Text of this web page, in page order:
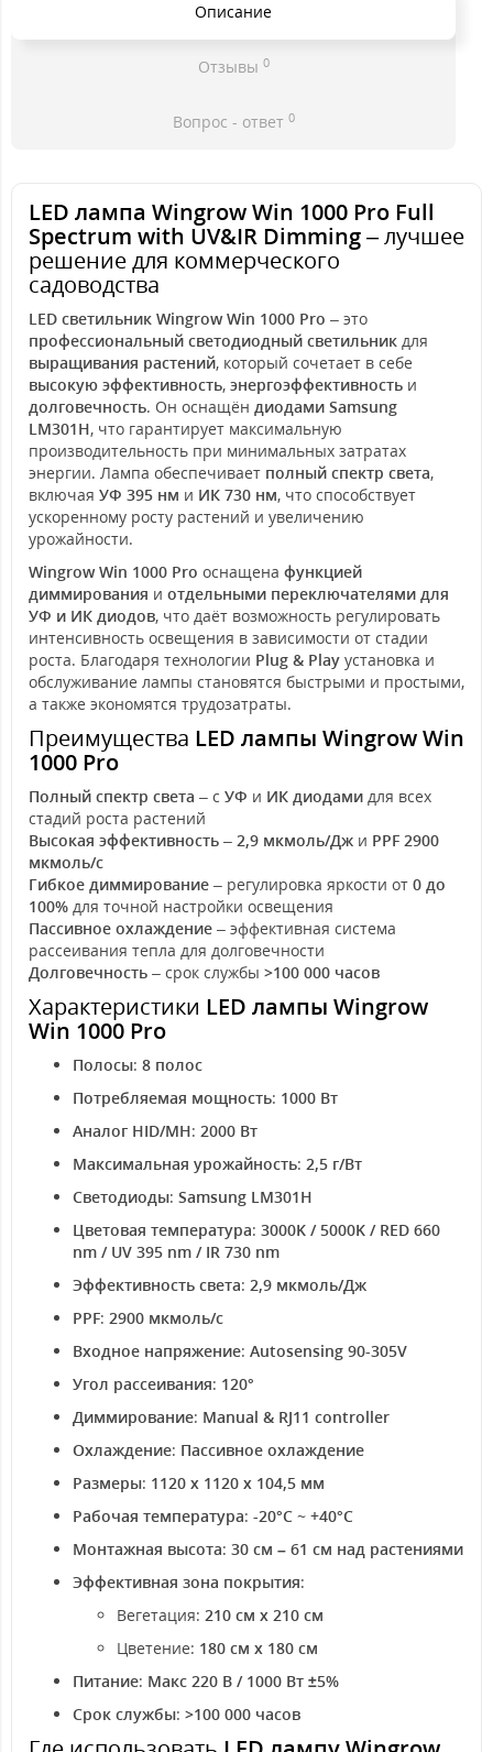
Описание
Отзывы 0
Вопрос - ответ 0
LED лампа Wingrow Win 1000 Pro Full
Spectrum with UV&IR Dimming– лучшее
решение для коммерческого
садоводства
LED светильник Wingrow Win 1000 Pro – это
профессиональный светодиодный светильник для
выращивания растений, который сочетает в себе
высокую эффективность, энергоэффективность и
долговечность. Он оснащён диодами Samsung
LM301H, что гарантирует максимальную
производительность при минимальных затратах
энергии. Лампа обеспечивает полный спектр света,
включая УФ 395 нм и ИК 730 нм, что способствует
ускоренному росту растений и увеличению
урожайности.
Wingrow Win 1000 Pro оснащена функцией
диммирования и отдельными переключателями для
УФ и ИК диодов, что даёт возможность регулировать
интенсивность освещения в зависимости от стадии
роста. Благодаря технологии Plug & Play установка и
обслуживание лампы становятся быстрыми и простыми,
а также экономятся трудозатраты.
Преимущества LED лампы Wingrow Win
1000 Pro
Полный спектр света – с УФ и ИК диодами для всех
стадий роста растений
Высокая эффективность – 2,9 мкмоль/Дж и PPF 2900
мкмоль/с
Гибкое диммирование – регулировка яркости от 0 до
100% для точной настройки освещения
Пассивное охлаждение – эффективная система
рассеивания тепла для долговечности
Долговечность – срок службы >100 000 часов
Характеристики LED лампы Wingrow
Win 1000 Pro
Полосы: 8 полос
Потребляемая мощность: 1000 Вт
Аналог HID/MH: 2000 Вт
Максимальная урожайность: 2,5 г/Вт
Светодиоды: Samsung LM301H
Цветовая температура: 3000K / 5000K / RED 660
nm / UV 395 nm / IR 730 nm
Эффективность света: 2,9 мкмоль/Дж
PPF: 2900 мкмоль/с
Входное напряжение: Autosensing 90-305V
Угол рассеивания: 120°
Диммирование: Manual & RJ11 controller
Охлаждение: Пассивное охлаждение
Размеры: 1120 x 1120 x 104,5 мм
Рабочая температура: -20°C ~ +40°C
Монтажная высота: 30 см – 61 см над растениями
Эффективная зона покрытия:
Вегетация: 210 см x 210 см
Цветение: 180 см x 180 см
Питание: Макс 220 В / 1000 Вт ±5%
Срок службы: >100 000 часов